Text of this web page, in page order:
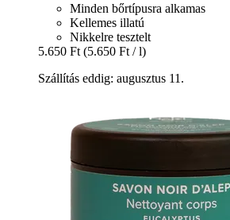
Minden bőrtípusra alkamas
Kellemes illatú
Nikkelre tesztelt
5.650 Ft (5.650 Ft / l)
Szállítás eddig: augusztus 11.